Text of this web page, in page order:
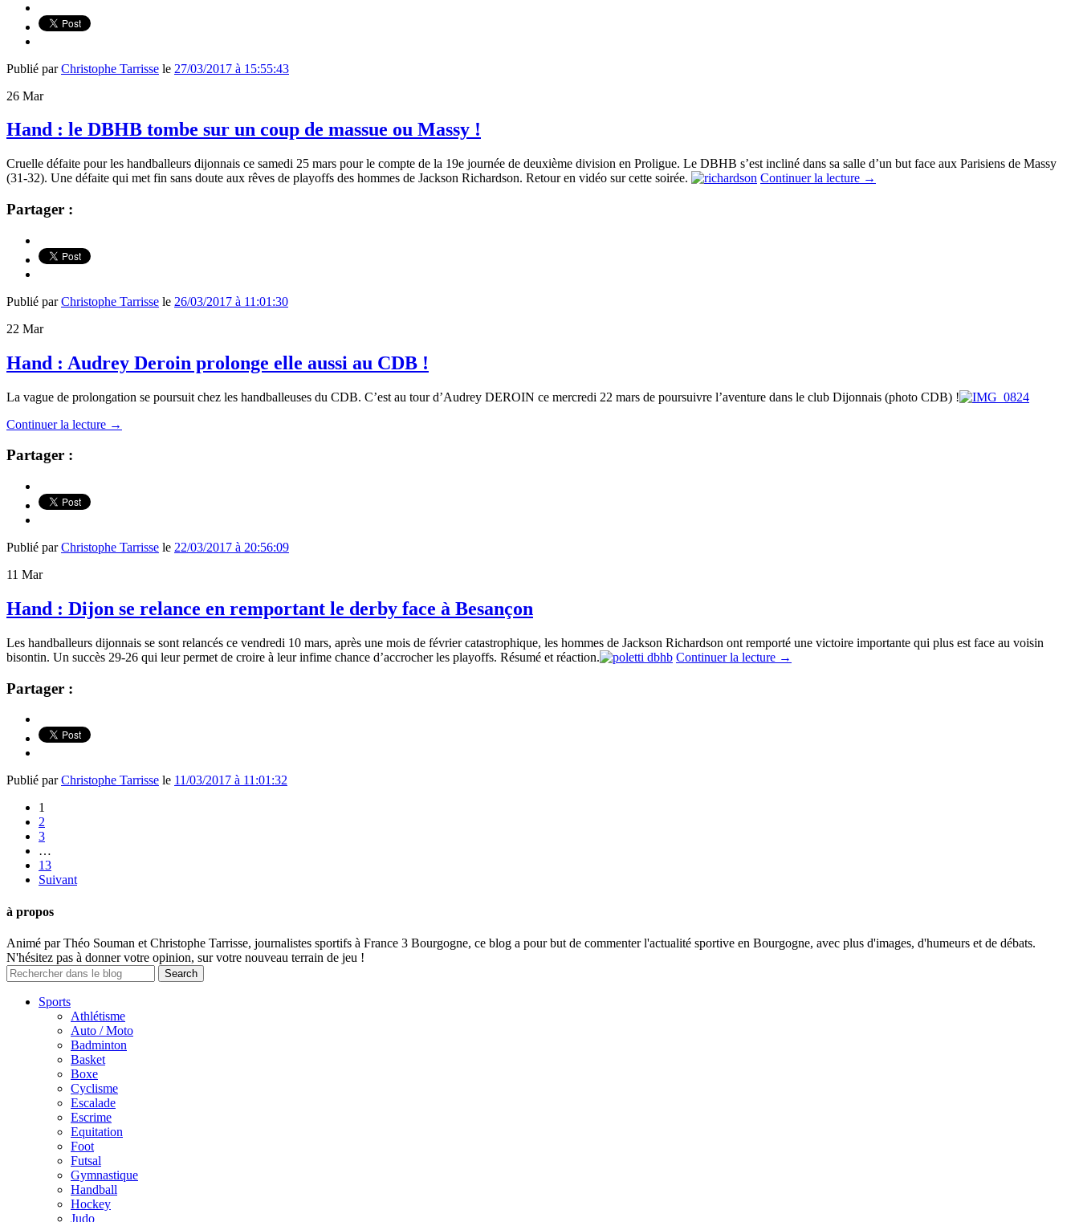
Publié parChristophe Tarrisse le 27/03/2017 à 15:55:43
26 Mar
Hand : le DBHB tombe sur un coup de massue ou Massy !
Cruelle défaite pour les handballeurs dijonnais ce samedi 25 mars pour le compte de la 19e journée de deuxième division en Proligue. Le DBHB s’est incliné dans sa salle d’un but face aux Parisiens de Massy
(31-32). Une défaite qui met fin sans doute aux rêves de playoffs des hommes de Jackson Richardson. Retour en vidéo sur cette soirée.
Continuer la lecture →
Partager :
Publié parChristophe Tarrisse le 26/03/2017 à 11:01:30
22 Mar
Hand : Audrey Deroin prolonge elle aussi au CDB !
La vague de prolongation se poursuit chez les handballeuses du CDB. C’est au tour d’Audrey DEROIN ce mercredi 22 mars de poursuivre l’aventure dans le club Dijonnais (photo CDB) !
Continuer la lecture →
Partager :
Publié parChristophe Tarrisse le 22/03/2017 à 20:56:09
11 Mar
Hand : Dijon se relance en remportant le derby face à Besançon
Les handballeurs dijonnais se sont relancés ce vendredi 10 mars, après une mois de février catastrophique, les hommes de Jackson Richardson ont remporté une victoire importante qui plus est face au voisin
bisontin. Un succès 29-26 qui leur permet de croire à leur infime chance d’accrocher les playoffs. Résumé et réaction.
Continuer la lecture →
Partager :
Publié parChristophe Tarrisse le 11/03/2017 à 11:01:32
1
2
3
…
13
Suivant
à propos
Animé par Théo Souman et Christophe Tarrisse, journalistes sportifs à France 3 Bourgogne, ce blog a pour but de commenter l'actualité sportive en Bourgogne, avec plus d'images, d'humeurs et de débats.
N'hésitez pas à donner votre opinion, sur votre nouveau terrain de jeu !
Sports
Athlétisme
Auto / Moto
Badminton
Basket
Boxe
Cyclisme
Escalade
Escrime
Equitation
Foot
Futsal
Gymnastique
Handball
Hockey
Judo